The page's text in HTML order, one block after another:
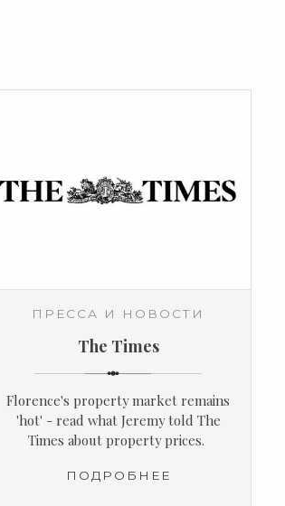
ПРЕССА И НОВОСТИ
The Times
Florence's property market remains
'hot' - read what Jeremy told The
Times about property prices.
ПОДРОБНЕЕ